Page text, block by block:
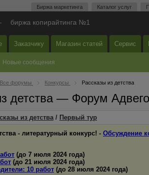
Биржа маркетинга Каталог услуг
биржа копирайтинга №1
Заказчику Магазин статей Сервис
Новые сообщения
Все форумы Конкурсы Рассказы из детства
детства — Форум Адвего
из детства/ Первый тур
- литературный конкурс! - Обсуждение
(до 7 июля 2024 года)
(до 21 июля 2024 года)
10 работ (до 28 июля 2024 года)